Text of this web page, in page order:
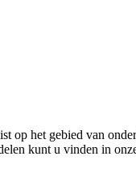
op het gebied van
kunt u vinden in